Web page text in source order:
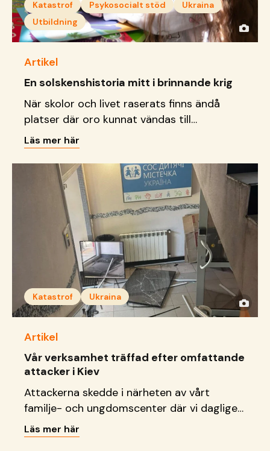
Katastrof Psykosocialt stöd
Ukraina
Utbildning
Artikel
En solskenshistoria mitt i brinnande krig
När skolor och livet raserats finns ändå
platser där oro kunnat vändas till
delaktighet, kreativitet och
framtidsdrömmar.
Läs mer här
Katastrof Ukraina
Artikel
Vår verksamhet träffad efter omfattande
attacker i Kiev
Attackerna skedde i närheten av vårt
familje- och ungdomscenter där vi dagligen
tar emot barn, unga och familjer.
Läs mer här